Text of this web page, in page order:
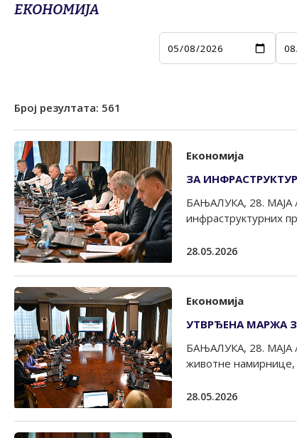
ЕКОНОМИЈА
Број резултата: 561
Економија
ЗА
БАЊАЛУКА, 28. МАЈА /
инфраструктурних
28.05.2026
Економија
УТВРЂЕНА МАРЖА
БАЊАЛУКА, 28. МАЈА
животне намирнице,
28.05.2026